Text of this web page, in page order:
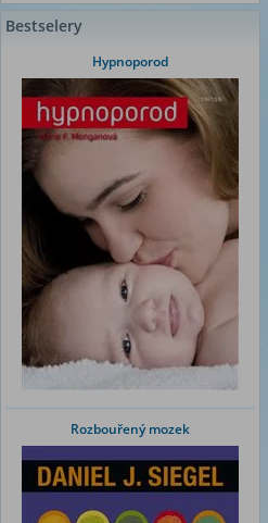
Bestselery
Hypnoporod
Rozbouřený mozek